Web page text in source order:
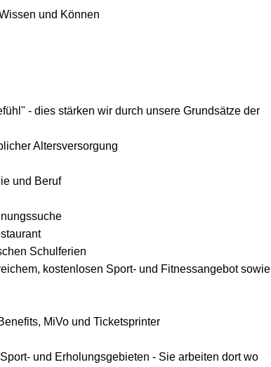
und Können
- dies stärken wir durch unsere Grundsätze der
Altersversorgung
und Beruf
Schulferien
kostenlosen Sport- und Fitnessangebot sowie
MiVo und Ticketsprinter
und Erholungsgebieten - Sie arbeiten dort wo